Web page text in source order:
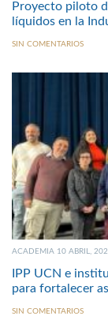
Proyecto piloto
líquidos en la
SIN COMENTARIOS
ACADEMIA 10 ABRIL,
IPP UCN e
para fortalecer
SIN COMENTARIOS